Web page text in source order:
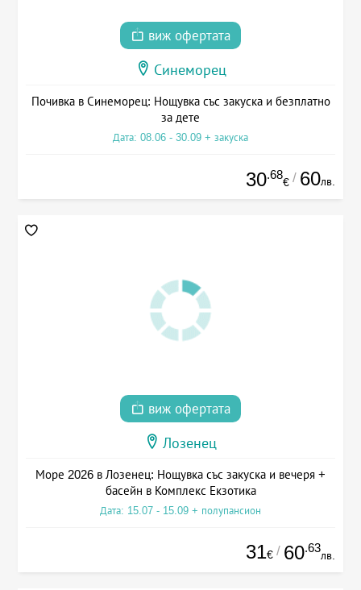
виж офертата
Синеморец
Почивка в Синеморец: Нощувка със закуска и безплатно
за дете
Дата: 08.06 - 30.09 + закуска
30.68
€ / 60лв.
виж офертата
Лозенец
Море 2026 в Лозенец: Нощувка със закуска и вечеря +
басейн в Комплекс Екзотика
Дата: 15.07 - 15.09 + полупансион
31€ / 60.63
лв.